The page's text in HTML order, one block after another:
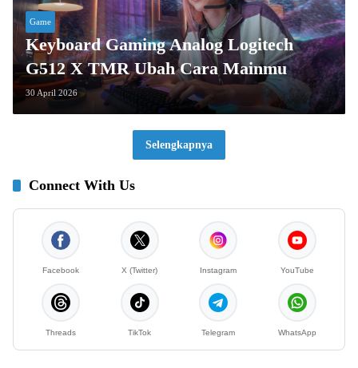
Game
Keyboard Gaming Analog Logitech
G512 X TMR Ubah Cara Mainmu
30 April 2026
Selengkapnya
Connect With Us
Facebook X (Twitter) Instagram YouTube
Threads TikTok Telegram WhatsApp